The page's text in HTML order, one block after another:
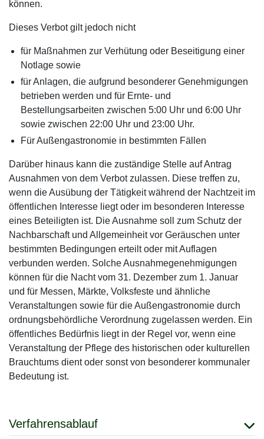
können.
Dieses Verbot gilt jedoch nicht
für Maßnahmen zur Verhütung oder Beseitigung einer
Notlage sowie
für Anlagen, die aufgrund besonderer Genehmigungen
betrieben werden und für Ernte- und
Bestellungsarbeiten zwischen 5:00 Uhr und 6:00 Uhr
sowie zwischen 22:00 Uhr und 23:00 Uhr.
Für Außengastronomie in bestimmten Fällen
Darüber hinaus kann die zuständige Stelle auf Antrag
Ausnahmen von dem Verbot zulassen. Diese treffen zu,
wenn die Ausübung der Tätigkeit während der Nachtzeit im
öffentlichen Interesse liegt oder im besonderen Interesse
eines Beteiligten ist. Die Ausnahme soll zum Schutz der
Nachbarschaft und Allgemeinheit vor Geräuschen unter
bestimmten Bedingungen erteilt oder mit Auflagen
verbunden werden. Solche Ausnahmegenehmigungen
können für die Nacht vom 31. Dezember zum 1. Januar
und für Messen, Märkte, Volksfeste und ähnliche
Veranstaltungen sowie für die Außengastronomie durch
ordnungsbehördliche Verordnung zugelassen werden. Ein
öffentliches Bedürfnis liegt in der Regel vor, wenn eine
Veranstaltung der Pflege des historischen oder kulturellen
Brauchtums dient oder sonst von besonderer kommunaler
Bedeutung ist.
Verfahrensablauf